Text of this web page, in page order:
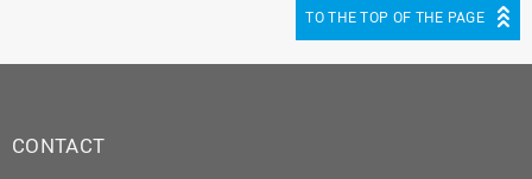
TO THE TOP OF THE PAGE
CONTACT